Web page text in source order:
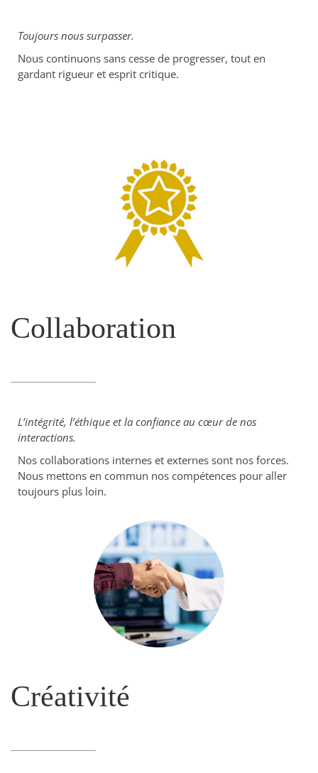
Toujours nous surpasser.
Nous continuons sans cesse de progresser, tout en
gardant rigueur et esprit critique.
Collaboration
L’intégrité, l’éthique et la confiance au cœurde nos
interactions.
Nos collaborations internes et externes sont nos forces.
Nous mettons en commun nos compétences pour aller
toujours plus loin.
Créativité